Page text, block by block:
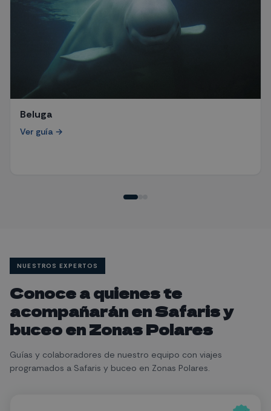
Beluga
Ver guía →
NUESTROS EXPERTOS
Conoce a quienes te
acompañarán enSafaris y
buceo en Zonas Polares
Guías y colaboradores de nuestro equipo con viajes
programados a Safaris y buceo en Zonas Polares.